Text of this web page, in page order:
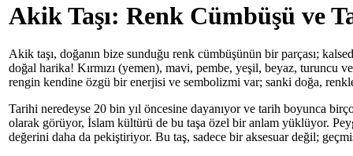
Akik Taşı: Renk Cümbüşü ve
Akik taşı, doğanın bize sunduğu renk cümbüşünün bir parçası;
doğal harika! Kırmızı (yemen), mavi, pembe, yeşil, beyaz, turuncu
rengin kendine özgü bir enerjisi ve sembolizmi var; sanki doğa,
Tarihi neredeyse 20 bin yıl öncesine dayanıyor ve tarih boyunca
olarak görüyor, İslam kültürü de bu taşa özel bir anlam yüklüyor.
değerini daha da pekiştiriyor. Bu taş, sadece bir aksesuar değil;